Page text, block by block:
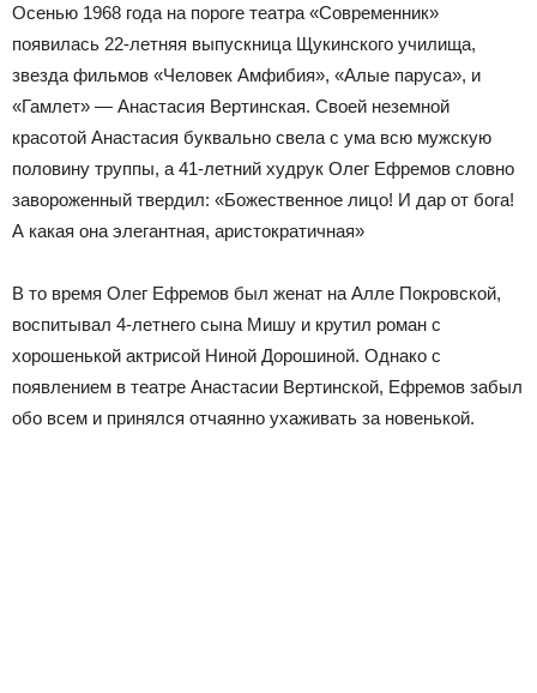
Осенью 1968 года на пороге театра «Современник»
появилась 22-летняя выпускница Щукинского училища,
звезда фильмов «Человек Амфибия», «Алые паруса», и
«Гамлет» — Анастасия Вертинская. Своей неземной
красотой Анастасия буквально свела с ума всю мужскую
половину труппы, а 41-летний худрук Олег Ефремов словно
завороженный твердил: «Божественное лицо! И дар от бога!
А какая она элегантная, аристократичная»
В то время Олег Ефремов был женат на Алле Покровской,
воспитывал 4-летнего сына Мишу и крутил роман с
хорошенькой актрисой Ниной Дорошиной. Однако с
появлением в театре Анастасии Вертинской, Ефремов забыл
обо всем и принялся отчаянно ухаживать за новенькой.